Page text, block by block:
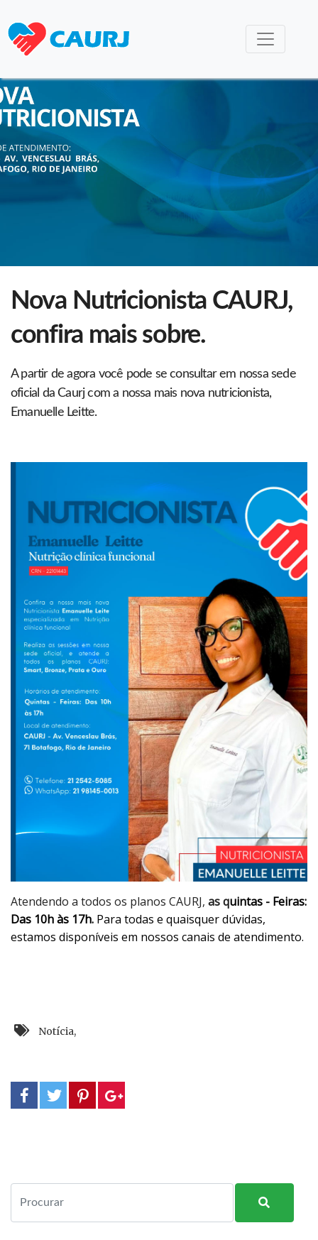
Nova Nutricionista CAURJ,
confira mais sobre.
A partir de agora você pode se consultar em nossa sede
oficial da Caurj com a nossa mais nova nutricionista,
Emanuelle Leitte.
Atendendo a todos os planos CAURJ, as quintas - Feiras:
Das 10h às 17h. Para todas e quaisquer dúvidas,
estamos disponíveis em nossos canais de atendimento.
Notícia,